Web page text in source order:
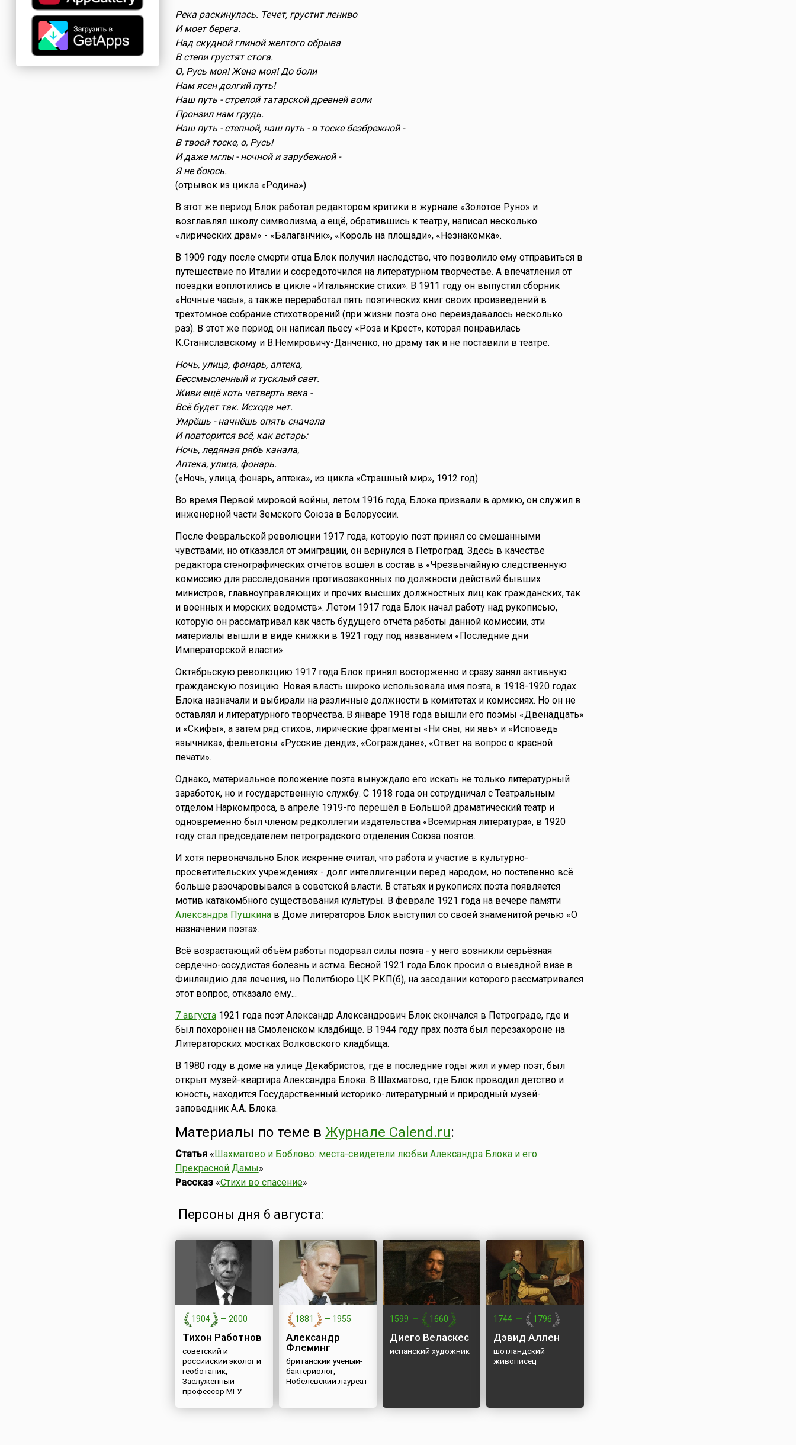
Река раскинулась. Течет, грустит лениво
И моет берега.
Над скудной глиной желтого обрыва
В степи грустят стога.
О, Русь моя! Жена моя! До боли
Нам ясен долгий путь!
Наш путь - стрелой татарской древней воли
Пронзил нам грудь.
Наш путь - степной, наш путь - в тоске безбрежной -
В твоей тоске, о, Русь!
И даже мглы - ночной и зарубежной -
Я не боюсь.
(отрывок из цикла «Родина»)
В этот же период Блок работал редактором критики в журнале «Золотое Руно» и
возглавлял школу символизма, а ещё, обратившись к театру, написал несколько
«лирических драм» - «Балаганчик», «Король на площади», «Незнакомка».
В 1909 году после смерти отца Блок получил наследство, что позволило ему отправиться в
путешествие по Италии и сосредоточился на литературном творчестве. А впечатления от
поездки воплотились в цикле «Итальянские стихи». В 1911 году он выпустил сборник
«Ночные часы», а также переработал пять поэтических книг своих произведений в
трехтомное собрание стихотворений (при жизни поэта оно переиздавалось несколько
раз). В этот же период он написал пьесу «Роза и Крест», которая понравилась
К.Станиславскому и В.Немировичу-Данченко, но драму так и не поставили в театре.
Ночь, улица, фонарь, аптека,
Бессмысленный и тусклый свет.
Живи ещё хоть четверть века -
Всё будет так. Исхода нет.
Умрёшь - начнёшь опять сначала
И повторится всё, как встарь:
Ночь, ледяная рябь канала,
Аптека, улица, фонарь.
(«Ночь, улица, фонарь, аптека», из цикла «Страшный мир», 1912 год)
Во время Первой мировой войны, летом 1916 года, Блока призвали в армию, он служил в
инженерной части Земского Союза в Белоруссии.
После Февральской революции 1917 года, которую поэт принял со смешанными
чувствами, но отказался от эмиграции, он вернулся в Петроград. Здесь в качестве
редактора стенографических отчётов вошёл в состав в «Чрезвычайную следственную
комиссию для расследования противозаконных по должности действий бывших
министров, главноуправляющих и прочих высших должностных лиц как гражданских, так
и военных и морских ведомств». Летом 1917 года Блок начал работу над рукописью,
которую он рассматривал как часть будущего отчёта работы данной комиссии, эти
материалы вышли в виде книжки в 1921 году под названием «Последние дни
Императорской власти».
Октябрьскую революцию 1917 года Блок принял восторженно и сразу занял активную
гражданскую позицию. Новая власть широко использовала имя поэта, в 1918-1920 годах
Блока назначали и выбирали на различные должности в комитетах и комиссиях. Но он не
оставлял и литературного творчества. В январе 1918 года вышли его поэмы «Двенадцать»
и «Скифы», а затем ряд стихов, лирические фрагменты «Ни сны, ни явь» и «Исповедь
язычника», фельетоны «Русские денди», «Сограждане», «Ответ на вопрос о красной
печати».
Однако, материальное положение поэта вынуждало его искать не только литературный
заработок, но и государственную службу. С 1918 года он сотрудничал с Театральным
отделом Наркомпроса, в апреле 1919-го перешёл в Большой драматический театр и
одновременно был членом редколлегии издательства «Всемирная литература», в 1920
году стал председателем петроградского отделения Союза поэтов.
И хотя первоначально Блок искренне считал, что работа и участие в культурно-
просветительских учреждениях - долг интеллигенции перед народом, но постепенно всё
больше разочаровывался в советской власти. В статьях и рукописях поэта появляется
мотив катакомбного существования культуры. В феврале 1921 года на вечере памяти
Александра Пушкинав Доме литераторов Блок выступил со своей знаменитой речью «О
назначении поэта».
Всё возрастающий объём работы подорвал силы поэта - у него возникли серьёзная
сердечно-сосудистая болезнь и астма. Весной 1921 года Блок просил о выездной визе в
Финляндию для лечения, но Политбюро ЦК РКП(б), на заседании которого рассматривался
этот вопрос, отказало ему...
7 августа1921 года поэт Александр Александрович Блок скончался в Петрограде, где и
был похоронен на Смоленском кладбище. В 1944 году прах поэта был перезахороне на
Литераторских мостках Волковского кладбища.
В 1980 году в доме на улице Декабристов, где в последние годы жил и умер поэт, был
открыт музей-квартира Александра Блока. В Шахматово, где Блок проводил детство и
юность, находится Государственный историко-литературный и природный музей-
заповедник А.А. Блока.
Материалы по теме в Журнале Calend.ru:
Статья«Шахматово и Боблово: места-свидетели любви Александра Блока и его
Прекрасной Дамы»
Рассказ«Стихи во спасение»
Персоны дня 6 августа:
1904 — 2000
Тихон Работнов
советский и
российский эколог и
геоботаник,
Заслуженный
профессор МГУ
1881 — 1955
Александр
Флеминг
британский ученый-
бактериолог,
Нобелевский лауреат
1599 — 1660
Диего Веласкес
испанский художник
1744 — 1796
Дэвид Аллен
шотландский
живописец